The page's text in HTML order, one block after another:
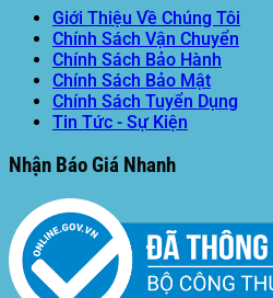
Giới Thiệu Về Chúng Tôi
Chính Sách Vận Chuyển
Chính Sách Bảo Hành
Chính Sách Bảo Mật
Chính Sách Tuyển Dụng
Tin Tức - Sự Kiện
Nhận Báo Giá Nhanh